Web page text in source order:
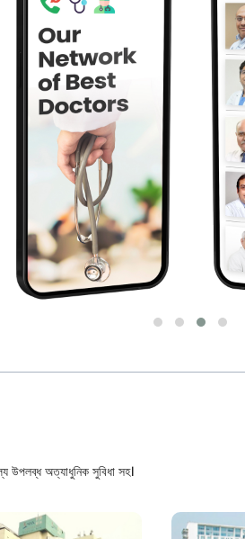
উপলব্ধ অত্যাধুনিক সুবিধা সহ।